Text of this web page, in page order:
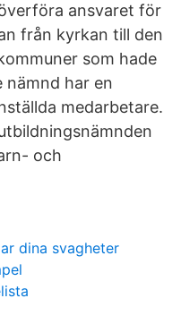
ansvaret för
från kyrkan till den
som hade
nämnd har en
medarbetare.
och
dina svagheter